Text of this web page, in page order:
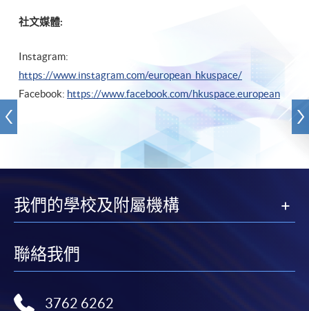
社文媒體:
Instagram:
https://www.instagram.com/european_hkuspace/
Facebook: https://www.facebook.com/hkuspace.european
我們的學校及附屬機構
聯絡我們
3762 6262